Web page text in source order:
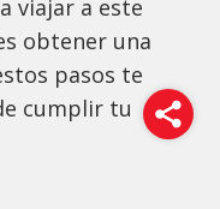
viajar a este
obtener una
pasos te
cumplir tu